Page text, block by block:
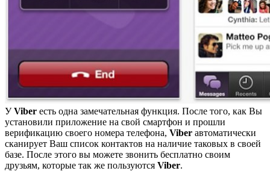
УViber есть одна замечательная функция. После того, как Вы
установили приложение на свой смартфон и прошли
верификацию своего номера телефона, Viber автоматически
сканирует Ваш список контактов на наличие таковых в своей
базе. После этого вы можете звонить бесплатно своим
друзьям, которые так же пользуются Viber.